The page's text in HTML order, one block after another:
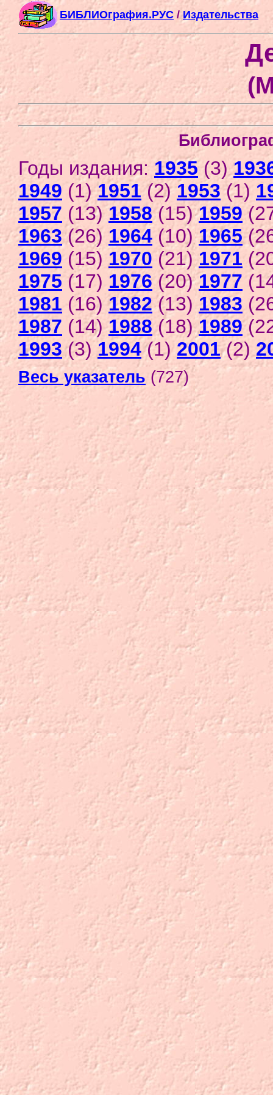
БИБЛИОграфия.РУС /Издательства
Годы издания: 1935(3)
1949 (1)1951(2) 1953(1)
1957 (13)1958(15)1959
1963(26) 1964 (10)1965
1969 (15) 1970 (21) 1971
1975 (17) 1976 (20)1977
1981 (16) 1982(13) 1983
1987 (14)1988 (18)1989
1993(3)1994(1)2001(2)
Весь указатель (727)